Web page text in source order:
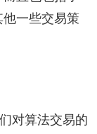
一些交易策
对算法交易的